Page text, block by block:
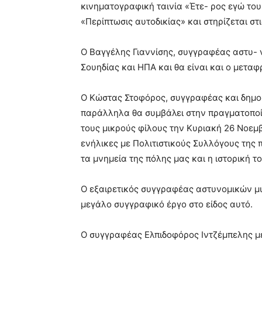
κινηματογραφική ταινία «Έτε- ρος εγώ
«Περίπτωσις αυτοδικίας» και στηρίζεται
Ο Βαγγέλης Γιαννίσης, συγγραφέας
Σουηδίας και ΗΠΑ και θα είναι και ο
Ο Κώστας Στοφόρος, συγγραφέας και
παράλληλα θα συμβάλει στην
τους μικρούς φίλους την Κυριακή 26
ενήλικες με Πολιτιστικούς Συλλόγους
τα μνημεία της πόλης μας και η ιστορική
Ο εξαιρετικός συγγραφέας αστυνομικών
μεγάλο συγγραφικό έργο στο είδος αυτό.
Ο συγγραφέας Ελπιδοφόρος Ιντζέμπελης